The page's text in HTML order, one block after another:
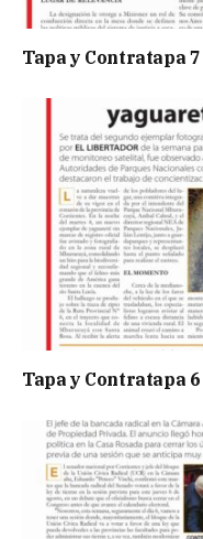
Tapa y Contratapa
Tapa y Contratapa